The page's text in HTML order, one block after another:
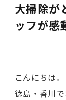
大掃除が
ッフが感
こんにちは。
徳島・香川